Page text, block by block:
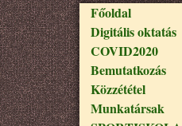
Fő navigáció
Főoldal
Digitális oktatás
COVID2020
Bemutatkozás
Közzététel
Munkatársak